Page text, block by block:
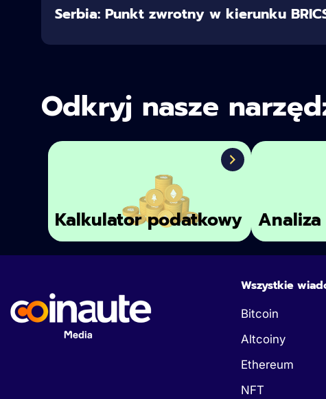
Serbia: Punkt zwrotny w kierunku
Odkryj nasze
Kalkulator podatkowy
Wszystkie
Bitcoin
Altcoiny
Ethereum
NFT